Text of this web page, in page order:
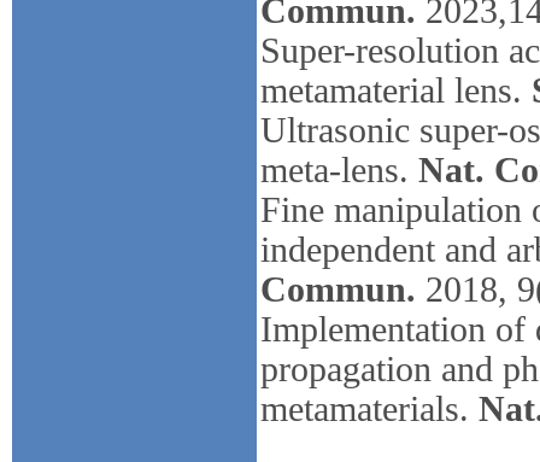
Commun.
Super-resolution
metamaterial lens.
Ultrasonic super-
meta-lens. Nat.
Fine manipulation
independent and
Commun. 2018,
Implementation of
propagation and
metamaterials.